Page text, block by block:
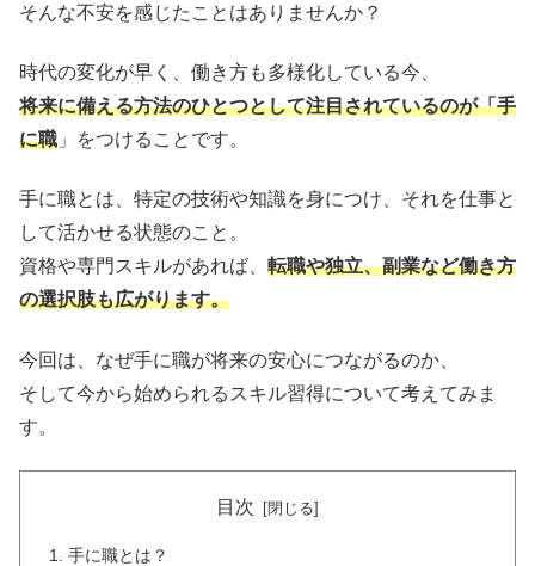
そんな不安を感じたことはありませんか？
時代の変化が早く、働き方も多様化している今、
将来に備える方法のひとつとして注目されているのが「手
に職 」をつけることです。
手に職とは、特定の技術や知識を身につけ、それを仕事と
して活かせる状態のこと。
資格や専門スキルがあれば、 転職や独立、副業など働き方
の選択肢も広がります。
今回は、なぜ手に職が将来の安心につながるのか、
そして今から始められるスキル習得について考えてみま
す。
目次
手に職とは？